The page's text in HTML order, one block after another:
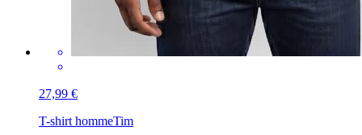
27,99 €
T-shirt hommeTim